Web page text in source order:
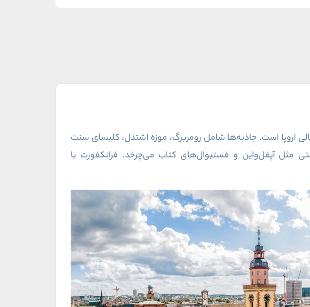
است. این شهر مرکز مالی اروپا است. جاذبه‌ها شامل رومربرگ، موزه اشتدل، کلیسای سنت
مثل آپفل‌واین و فستیوال‌های کتاب می‌چرخد. فرانکفورت با